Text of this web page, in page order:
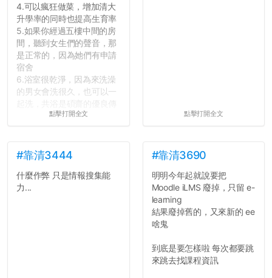
4.可以瘋狂做菜，增加清大
升學率的同時也提高生育率
5.如果你經過五樓中間的房
間，聽到女生們的聲音，那
是正常的，因為她們有申請
宿舍
6.浴室很乾淨，因為來洗澡
的男女會洗很久，也可以一
舍房間，都歡迎留言讓我知
道...
點擊打開全文 點擊打開全文
#靠清3444
什麼作弊 只是情報搜集能
力...
#靠清3690
明明今年起就說要把
Moodle iLMS 廢掉，只留 e-
learning
結果廢掉舊的，又來新的 ee
啥鬼
到底是要怎樣啦 每次都要跳
來跳去找課程資訊